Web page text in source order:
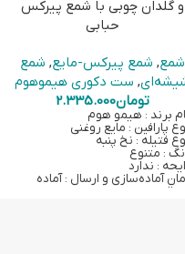
و گلدان چوبی با شمع پیرکس
حبابی
شمع, شمع پیرکس-مایع, شمع
, ست دکوری هیموهوم
تومان2.335.000
برند : هیمو هوم
پارافین : مایع روغنی
فتیله : نخ پنبه
: متنوع
: ندارد
آماده‌سازی و ارسال : آماده